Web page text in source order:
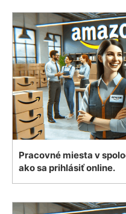
Pracovné miesta v
ako sa prihlásiť online.